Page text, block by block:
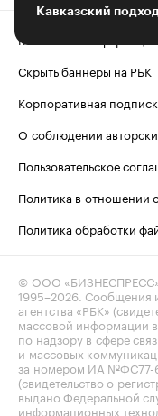
Контактная информация
Скрыть баннеры на РБК
Корпоративная
О соблюдении
Пользовательское
Политика в отношении
Политика обработки
© ООО
1995–2026 .
агентства «РБК»
массовой информации
по надзору в сфере
и массовых
за номером ИА №ФС77-
(свидетельство о
выдано Федеральной
информационных